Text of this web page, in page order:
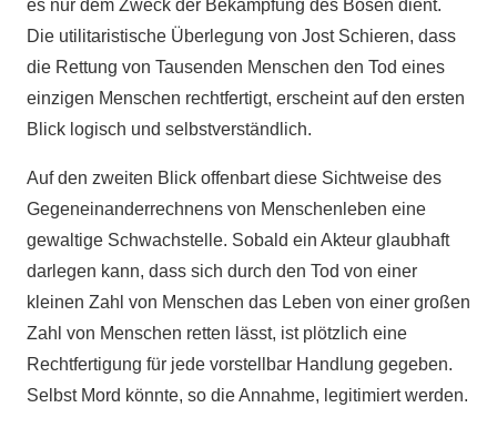
es nur dem Zweck der Bekämpfung des Bösen dient.
Die utilitaristische Überlegung von Jost Schieren, dass
die Rettung von Tausenden Menschen den Tod eines
einzigen Menschen rechtfertigt, erscheint auf den ersten
Blick logisch und selbstverständlich.
Auf den zweiten Blick offenbart diese Sichtweise des
Gegeneinanderrechnens von Menschenleben eine
gewaltige Schwachstelle. Sobald ein Akteur glaubhaft
darlegen kann, dass sich durch den Tod von einer
kleinen Zahl von Menschen das Leben von einer großen
Zahl von Menschen retten lässt, ist plötzlich eine
Rechtfertigung für jede vorstellbar Handlung gegeben.
Selbst Mord könnte, so die Annahme, legitimiert werden.